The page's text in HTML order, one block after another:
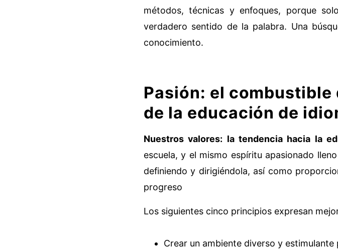
métodos, técnicas y enfoques, porque
verdadero sentido de la palabra. Una
conocimiento.
Pasión: el
de la educación de
Nuestros valores: la tendencia hacia la
escuela, y el mismo espíritu apasionado
definiendo y dirigiéndola, así como
progreso
Los siguientes cinco principios expresan
Crear un ambiente diverso y